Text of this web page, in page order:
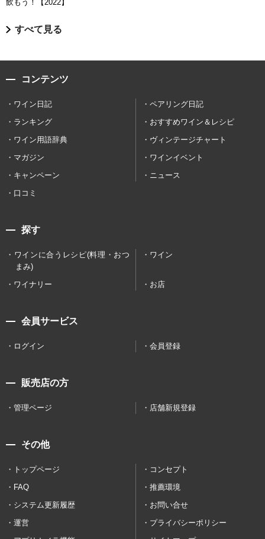
飲もう！【2022】
すべて見る
コンテンツ
ワイン日記
ペアリング日記
ランキング
おすすめワイン＆レシピ
ワイン用語辞典
ヴィンテージチャート
マガジン
ワインイベント
キャンペーン
ニュース
口コミ
探す
ワインに合うレシピ(料理・おつ
まみ)
ワイン
ワイナリー お店
会員サービス
ログイン 会員登録
販売店の方
管理ページ 店舗新規登録
その他
トップページ
コンセプト
FAQ
推薦環境
システム更新履歴
お問い合せ
運営
プライバシーポリシー